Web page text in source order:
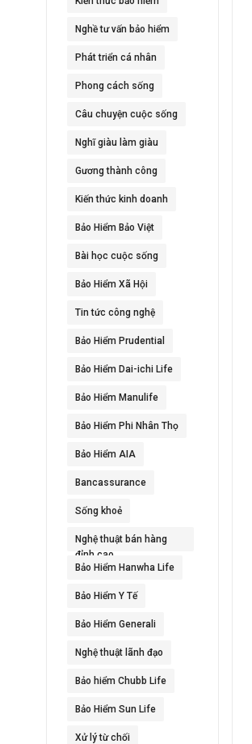
Nghề tư vấn bảo hiểm
Phát triển cá nhân
Phong cách sống
Câu chuyện cuộc sống
Nghĩ giàu làm giàu
Gương thành công
Kiến thức kinh doanh
Bảo Hiểm Bảo Việt
Bài học cuộc sống
Bảo Hiểm Xã Hội
Tin tức công nghệ
Bảo Hiểm Prudential
Bảo Hiểm Dai-ichi Life
Bảo Hiểm Manulife
Bảo Hiểm Phi Nhân Thọ
Bảo Hiểm AIA
Bancassurance
Sống khoẻ
Nghệ thuật bán hàng
đỉnh cao
Bảo Hiểm Hanwha Life
Bảo Hiểm Y Tế
Bảo Hiểm Generali
Nghệ thuật lãnh đạo
Bảo hiểm Chubb Life
Bảo Hiểm Sun Life
Xử lý từ chối